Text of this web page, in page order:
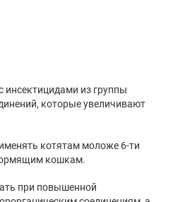
инсектицидами из группы
которые увеличивают
котятам моложе 6-ти
кошкам.
при повышенной